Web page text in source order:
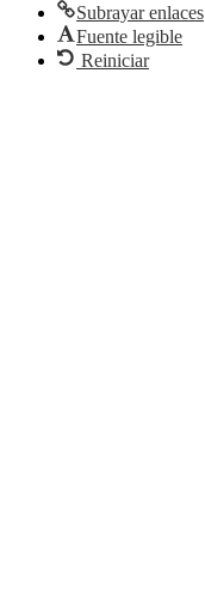
Subrayar enlaces
Fuente legible
Reiniciar